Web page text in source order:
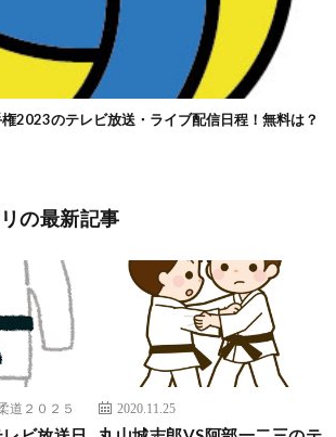
2023のテレビ放送・ライブ配信日程！無料は？
の最新記事
道２０２５ 2020.11.25